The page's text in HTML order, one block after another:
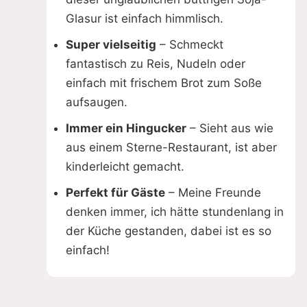
Glasur ist einfach himmlisch.
Super vielseitig – Schmeckt
fantastisch zu Reis, Nudeln oder
einfach mit frischem Brot zum Soße
aufsaugen.
Immer ein Hingucker – Sieht aus wie
aus einem Sterne-Restaurant, ist aber
kinderleicht gemacht.
Perfekt für Gäste – Meine Freunde
denken immer, ich hätte stundenlang in
der Küche gestanden, dabei ist es so
einfach!